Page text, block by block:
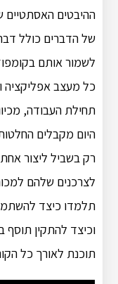
ההיבטים האסתטיים
של הדברים כולל
לשמור אותם
כל מעצב אפליקציה
תחילת העבודה,
היום מקבלים
רק ​​בשביל ליצור
לצרכנים שלהם
תלמדו כיצד
תוכנת לאורך כל